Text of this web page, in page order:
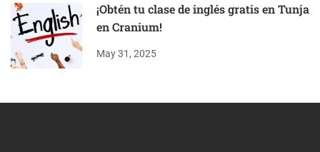
¡Obtén tu clase de inglés gratis en Tunja
en Cranium!
May 31, 2025